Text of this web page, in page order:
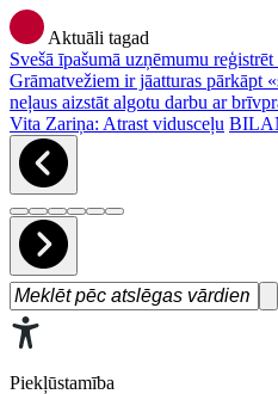
Aktuāli tagad
Svešā īpašumā uzņēmumu
Grāmatvežiem ir jāatturas pārkāpt
neļaus aizstāt algotu darbu ar
Vita Zariņa: Atrast vidusceļu
Piekļūstamība